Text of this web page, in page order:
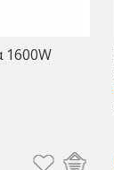
1600W